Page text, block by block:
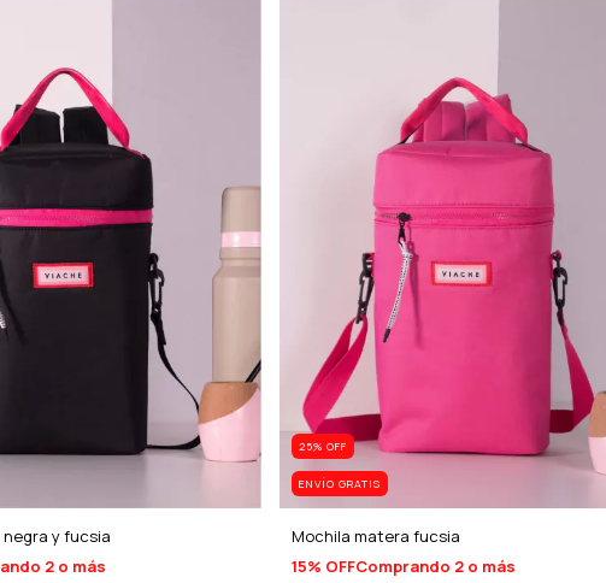
y fucsia
2 o más
25% OFF
ENVÍO GRATIS
Mochila matera fucsia
15% OFFComprando 2 o más